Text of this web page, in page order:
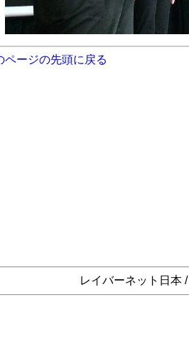
ページの先頭に戻る
レイバーネット日本 /